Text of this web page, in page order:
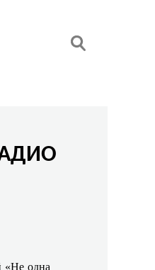
«Не одна